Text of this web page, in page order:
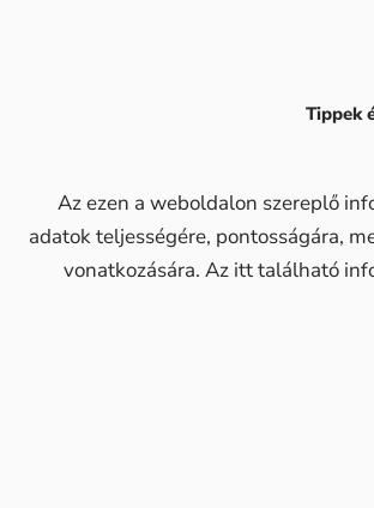
Tippek
Az ezen a weboldalon szereplő
adatok teljességére, pontosságára,
vonatkozására. Az itt található